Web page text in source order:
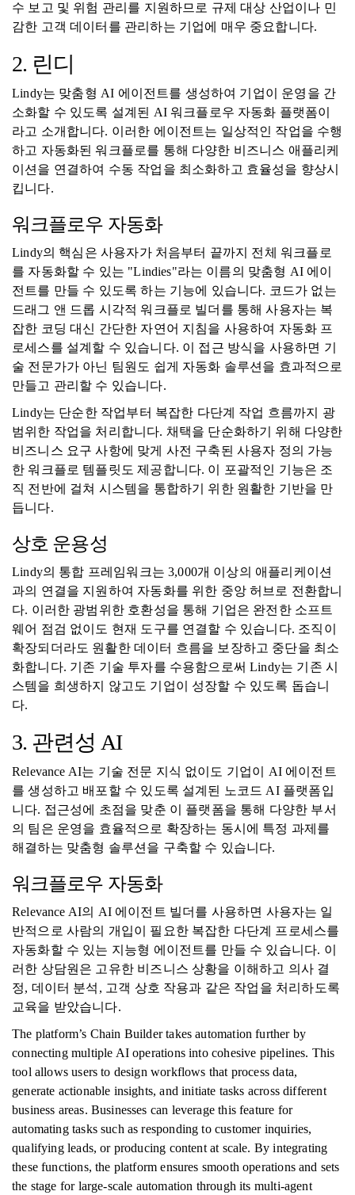
수 보고 및 위험 관리를 지원하므로 규제 대상 산업이나 민
감한 고객 데이터를 관리하는 기업에 매우 중요합니다.
2. 린디
Lindy는 맞춤형 AI 에이전트를 생성하여 기업이 운영을 간
소화할 수 있도록 설계된 AI 워크플로우 자동화 플랫폼이
라고 소개합니다. 이러한 에이전트는 일상적인 작업을 수행
하고 자동화된 워크플로를 통해 다양한 비즈니스 애플리케
이션을 연결하여 수동 작업을 최소화하고 효율성을 향상시
킵니다.
워크플로우 자동화
Lindy의 핵심은 사용자가 처음부터 끝까지 전체 워크플로
를 자동화할 수 있는 "Lindies"라는 이름의 맞춤형 AI 에이
전트를 만들 수 있도록 하는 기능에 있습니다. 코드가 없는
드래그 앤 드롭 시각적 워크플로 빌더를 통해 사용자는 복
잡한 코딩 대신 간단한 자연어 지침을 사용하여 자동화 프
로세스를 설계할 수 있습니다. 이 접근 방식을 사용하면 기
술 전문가가 아닌 팀원도 쉽게 자동화 솔루션을 효과적으로
만들고 관리할 수 있습니다.
Lindy는 단순한 작업부터 복잡한 다단계 작업 흐름까지 광
범위한 작업을 처리합니다. 채택을 단순화하기 위해 다양한
비즈니스 요구 사항에 맞게 사전 구축된 사용자 정의 가능
한 워크플로 템플릿도 제공합니다. 이 포괄적인 기능은 조
직 전반에 걸쳐 시스템을 통합하기 위한 원활한 기반을 만
듭니다.
상호 운용성
Lindy의 통합 프레임워크는 3,000개 이상의 애플리케이션
과의 연결을 지원하여 자동화를 위한 중앙 허브로 전환합니
다. 이러한 광범위한 호환성을 통해 기업은 완전한 소프트
웨어 점검 없이도 현재 도구를 연결할 수 있습니다. 조직이
확장되더라도 원활한 데이터 흐름을 보장하고 중단을 최소
화합니다. 기존 기술 투자를 수용함으로써 Lindy는 기존 시
스템을 희생하지 않고도 기업이 성장할 수 있도록 돕습니
다.
3. 관련성 AI
Relevance AI는 기술 전문 지식 없이도 기업이 AI 에이전트
를 생성하고 배포할 수 있도록 설계된 노코드 AI 플랫폼입
니다. 접근성에 초점을 맞춘 이 플랫폼을 통해 다양한 부서
의 팀은 운영을 효율적으로 확장하는 동시에 특정 과제를
해결하는 맞춤형 솔루션을 구축할 수 있습니다.
워크플로우 자동화
Relevance AI의 AI 에이전트 빌더를 사용하면 사용자는 일
반적으로 사람의 개입이 필요한 복잡한 다단계 프로세스를
자동화할 수 있는 지능형 에이전트를 만들 수 있습니다. 이
러한 상담원은 고유한 비즈니스 상황을 이해하고 의사 결
정, 데이터 분석, 고객 상호 작용과 같은 작업을 처리하도록
교육을 받았습니다.
The platform’s Chain Builder takes automation further by
connecting multiple AI operations into cohesive pipelines. This
tool allows users to design workflows that process data,
generate actionable insights, and initiate tasks across different
business areas. Businesses can leverage this feature for
automating tasks such as responding to customer inquiries,
qualifying leads, or producing content at scale. By integrating
these functions, the platform ensures smooth operations and sets
the stage for large-scale automation through its multi-agent